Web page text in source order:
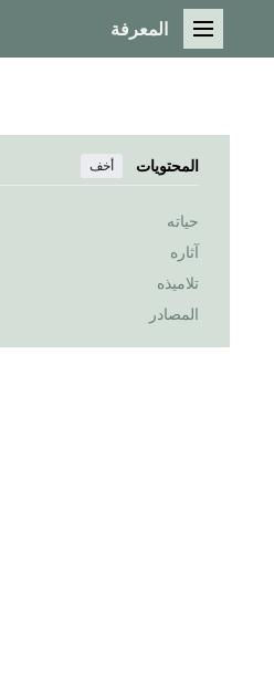
القائمة الرئيسية
المعرفة
المحتويات أخف
حياته
آثاره
تلاميذه
المصادر